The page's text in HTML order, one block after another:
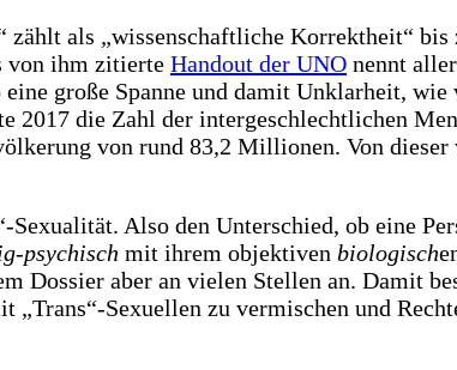
als „wissenschaftliche Korrektheit“ bis
von ihm zitierte Handout der UNO nennt
große Spanne und damit Unklarheit,
2017 die Zahl der intergeschlechtlichen
von rund 83,2 Millionen. Von
Also den Unterschied, ob eine
psychisch mit ihrem objektiven biologisch
Dossier aber an vielen Stellen an. Damit
Sexuellen zu vermischen und